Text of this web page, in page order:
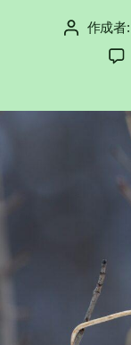
投 作成者: